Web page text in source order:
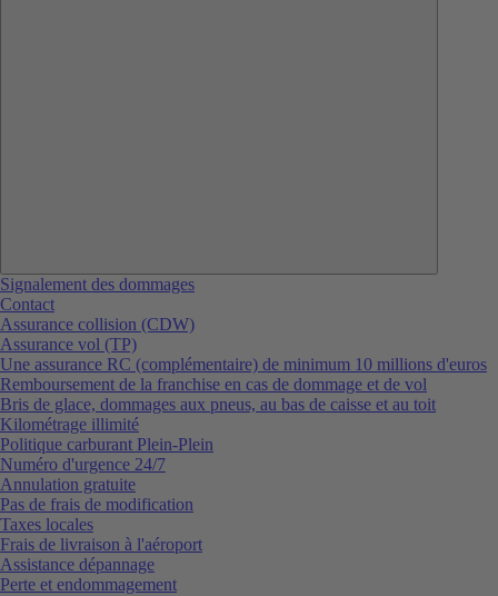
Signalement des dommages
Contact
Assurance collision (CDW)
Assurance vol (TP)
Une assurance RC (complémentaire) de minimum 10 millions d'euros
Remboursement de la franchise en cas de dommage et de vol
Bris de glace, dommages aux pneus, au bas de caisse et au toit
Kilométrage illimité
Politique carburant Plein-Plein
Numéro d'urgence 24/7
Annulation gratuite
Pas de frais de modification
Taxes locales
Frais de livraison à l'aéroport
Assistance dépannage
Perte et endommagement